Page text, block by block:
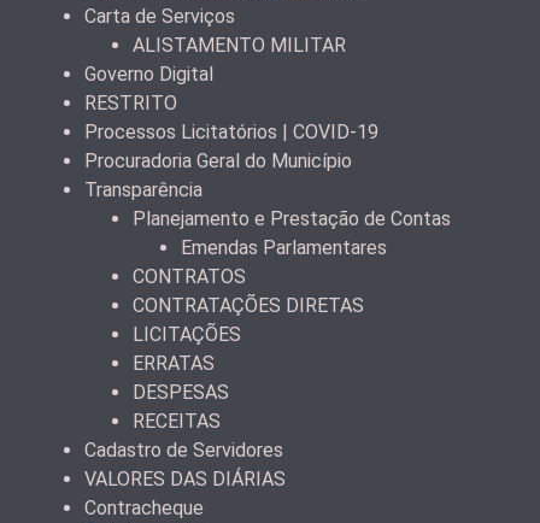
Carta de Serviços
ALISTAMENTO MILITAR
Governo Digital
RESTRITO
Processos Licitatórios | COVID-19
Procuradoria Geral do Município
Transparência
Planejamento e Prestação de Contas
Emendas Parlamentares
CONTRATOS
CONTRATAÇÕES DIRETAS
LICITAÇÕES
ERRATAS
DESPESAS
RECEITAS
Cadastro de Servidores
VALORES DAS DIÁRIAS
Contracheque